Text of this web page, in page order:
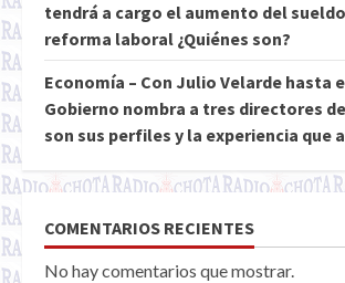
tendrá a cargo el aumento del
reforma laboral ¿Quiénes son?
Economía – Con Julio Velarde hasta
Gobierno nombra a tres directores
son sus perfiles y la experiencia que
COMENTARIOS RECIENTES
No hay comentarios que mostrar.